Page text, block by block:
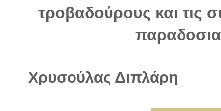
τροβαδούρους και τις
Χρυσούλας Διπλάρη